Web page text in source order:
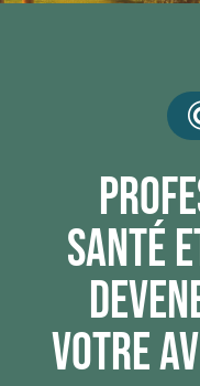
santé
votre